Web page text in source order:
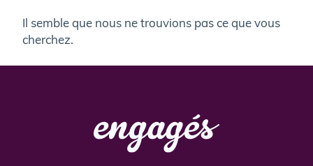
Il semble que nous ne trouvions pas ce que vous
cherchez.